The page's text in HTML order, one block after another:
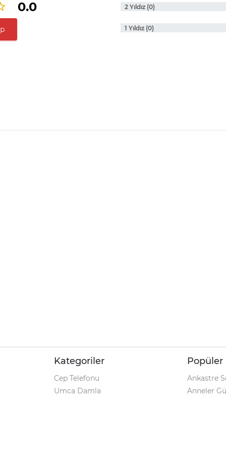
0.0 2 Yıldız (0)
1 Yıldız (0)
Kategoriler
Cep Telefonu
Umca Damla
Popüler
Ankastre
Anneler